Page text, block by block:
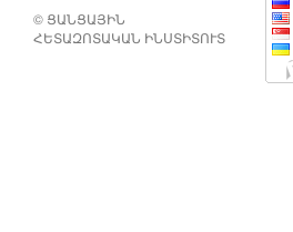
© ՑԱՆՑԱՅԻՆ
ՀԵՏԱԶՈՏԱԿԱՆ ԻՆՍՏԻՏՈՒՏ